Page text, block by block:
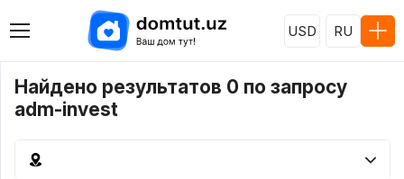
USD RU
Найдено результатов 0 по запросу
adm-invest